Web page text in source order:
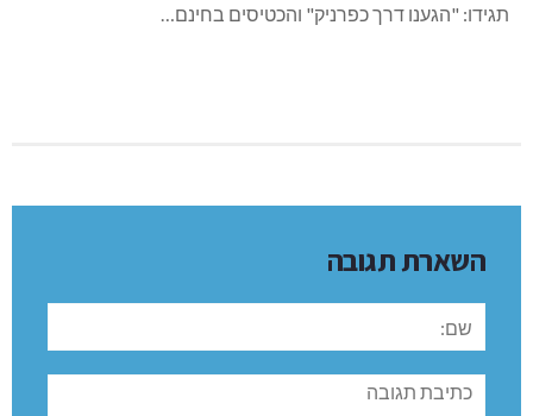
תגידו: "הגענו דרך כפרניק" והכטיסים בחינם…
השארת תגובה
תגובה